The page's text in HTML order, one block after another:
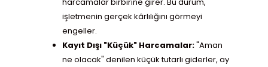
işletmenin gerçek kârlılığını görmeyi
engeller.
Kayıt Dışı "Küçük" Harcamalar:"Aman
ne olacak" denilen küçük tutarlı giderler, ay